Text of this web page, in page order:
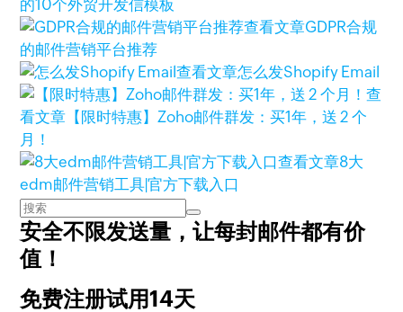
的10个外贸开发信模板
查看文章GDPR合规
的邮件营销平台推荐
查看文章怎么发Shopify Email
查
看文章 【限时特惠】Zoho邮件群发：买1年，送 2 个
月！
查看文章8大
edm邮件营销工具|官方下载入口
安全不限发送量，让每封邮件都有价
值！
免费注册试用14天